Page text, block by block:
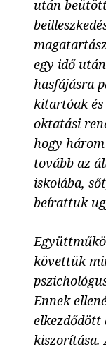
után
egy idő
hasfájásra
kitartóak
oktatási
hogy
tovább az
iskolába,
beírattuk
követtük
Ennek
elkezdődött
kiszorítása.